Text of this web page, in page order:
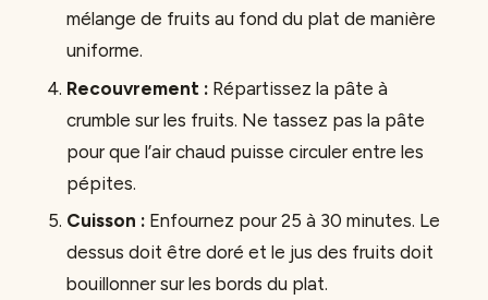
mélange de fruits au fond du plat de manière
uniforme.
Recouvrement :Répartissez la pâte à
crumble sur les fruits. Ne tassez pas la pâte
pour que l’air chaud puisse circuler entre les
pépites.
Cuisson :Enfournez pour 25 à 30 minutes. Le
dessus doit être doré et le jus des fruits doit
bouillonner sur les bords du plat.